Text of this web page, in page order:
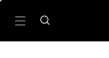
MenÃº